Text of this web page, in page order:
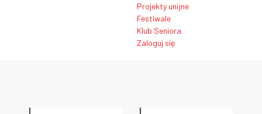
Projekty unijne
Festiwale
Klub Seniora
Zaloguj się